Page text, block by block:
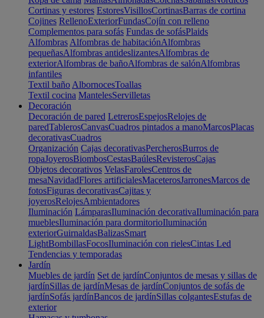
Cortinas y estores EstoresVisillosCortinasBarras de cortina
Cojines RellenoExteriorFundasCojín con relleno
Complementos para sofás Fundas de sofásPlaids
Alfombras Alfombras de habitaciónAlfombras
pequeñasAlfombras antideslizantesAlfombras de
exteriorAlfombras de bañoAlfombras de salónAlfombras
infantiles
Textil baño AlbornocesToallas
Textil cocina MantelesServilletas
Decoración
Decoración de pared LetrerosEspejosRelojes de
paredTablerosCanvasCuadros pintados a manoMarcosPlacas
decorativasCuadros
Organización Cajas decorativasPercherosBurros de
ropaJoyerosBiombosCestasBaúlesRevisterosCajas
Objetos decorativos VelasFarolesCentros de
mesaNavidadFlores artificialesMaceterosJarronesMarcos de
fotosFiguras decorativasCajitas y
joyerosRelojesAmbientadores
Iluminación LámparasIluminación decorativaIluminación para
mueblesIluminación para dormitorioIluminación
exteriorGuirnaldasBalizasSmart
LightBombillasFocosIluminación con rielesCintas Led
Tendencias y temporadas
Jardín
Muebles de jardín Set de jardínConjuntos de mesas y sillas de
jardínSillas de jardínMesas de jardínConjuntos de sofás de
jardínSofás jardínBancos de jardínSillas colgantesEstufas de
exterior